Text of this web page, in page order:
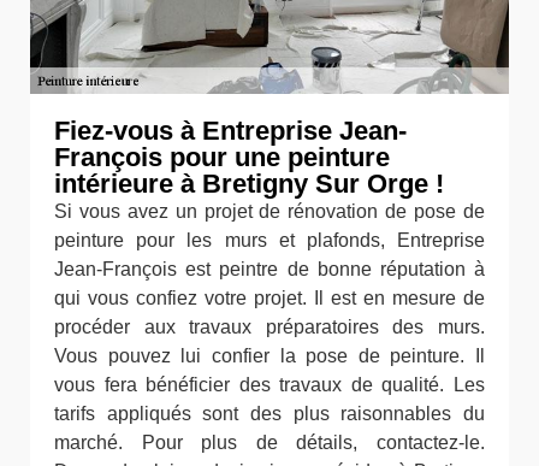
Fiez-vous à Entreprise Jean-
François pour une peinture
intérieure à Bretigny Sur Orge !
Si vous avez un projet de rénovation de pose de
peinture pour les murs et plafonds, Entreprise
Jean-François est peintre de bonne réputation à
qui vous confiez votre projet. Il est en mesure de
procéder aux travaux préparatoires des murs.
Vous pouvez lui confier la pose de peinture. Il
vous fera bénéficier des travaux de qualité. Les
tarifs appliqués sont des plus raisonnables du
marché. Pour plus de détails, contactez-le.